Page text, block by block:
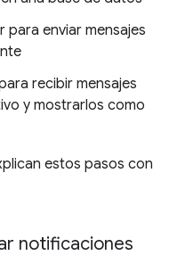
enviar mensajes
recibir mensajes
y mostrarlos como
estos pasos con
notificaciones